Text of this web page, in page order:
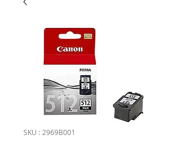
SKU : 2969B001